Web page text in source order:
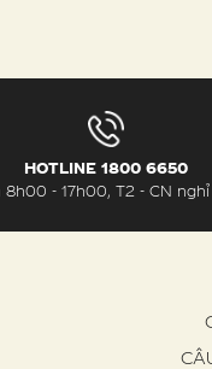
HOTLINE 1800 6650
8h00 - 17h00, T2 - CN